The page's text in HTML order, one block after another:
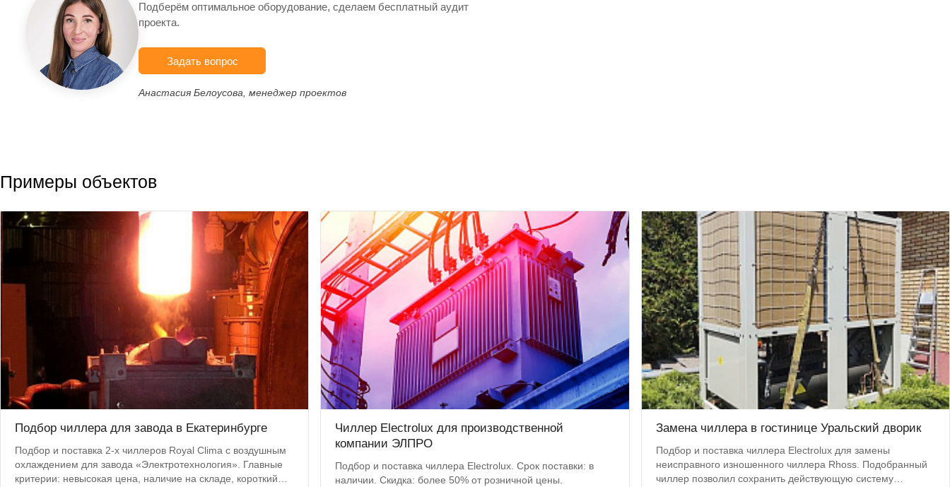
Подберём оптимальное оборудование, сделаем бесплатный аудит
проекта.
Задать вопрос
Анастасия Белоусова, менеджер проектов
Примеры объектов
Подбор чиллера для завода в Екатеринбурге
Подбор и поставка 2-х чиллеров Royal Clima с воздушным
охлаждением для завода «Электротехнология». Главные
критерии: невысокая цена, наличие на складе, короткий
Чиллер Electrolux для производственной
компании ЭЛПРО
Подбор и поставка чиллера Electrolux. Срок поставки: в
наличии. Скидка: более 50% от розничной цены.
Замена чиллера в гостинице Уральский дворик
Подбор и поставка чиллера Electrolux для замены
неисправного изношенного чиллера Rhoss. Подобранный
чиллер позволил сохранить действующую систему